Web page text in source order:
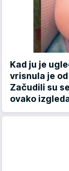
Kad ju je
vrisnula je
Začudili su
ovako